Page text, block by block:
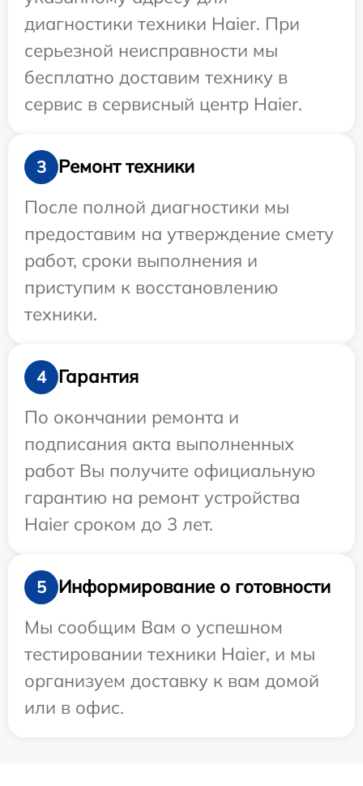
диагностики техники Haier. При
серьезной неисправности мы
бесплатно доставим технику в
сервис в сервисный центр Haier.
3
Ремонт техники
После полной диагностики мы
предоставим на утверждение смету
работ, сроки выполнения и
приступим к восстановлению
техники.
4
Гарантия
По окончании ремонта и
подписания акта выполненных
работ Вы получите официальную
гарантию на ремонт устройства
Haier сроком до 3 лет.
5
Информирование о готовности
Мы сообщим Вам о успешном
тестировании техники Haier, и мы
организуем доставку к вам домой
или в офис.